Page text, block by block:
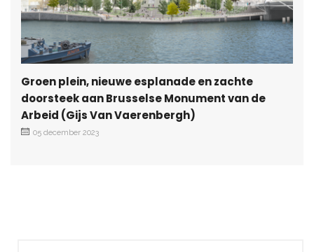
Groen plein, nieuwe esplanade en zachte
doorsteek aan Brusselse Monument van de
Arbeid (Gijs Van Vaerenbergh)
05 december 2023